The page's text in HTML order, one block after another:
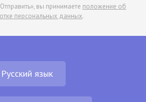
вы принимаете положение об
персональных данных.
Русский язык